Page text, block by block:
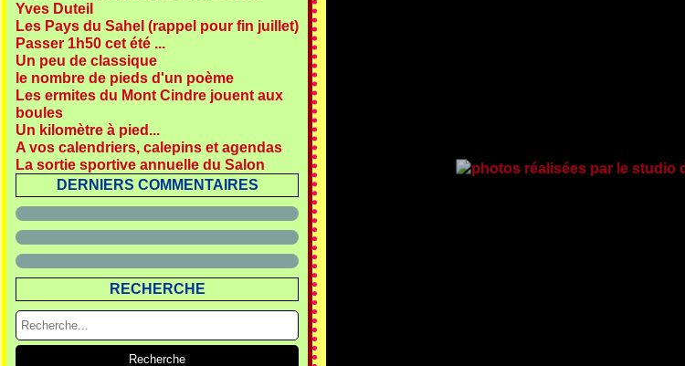
Yves Duteil
Les Pays du Sahel (rappel pour fin juillet)
Passer 1h50 cet été ...
Un peu de classique
le nombre de pieds d'un poème
Les ermites du Mont Cindre jouent aux
boules
Un kilomètre à pied...
A vos calendriers, calepins et agendas
La sortie sportive annuelle du Salon
DERNIERS COMMENTAIRES
RECHERCHE